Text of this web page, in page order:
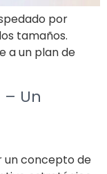
por
tamaños.
a un plan de
Un
un concepto de